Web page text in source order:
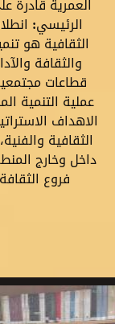
العمرية قادرة
الرئيسي:
الثقافية هو
والثقافة
قطاعات
عملية التنمية
الاهداف
الثقافية
داخل وخارج
فروع